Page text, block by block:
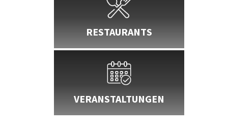
RESTAURANTS
VERANSTALTUNGEN